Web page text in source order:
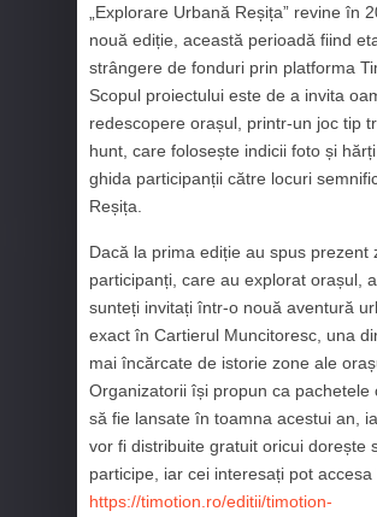
„Explorare Urbană Reșița” revine în
nouă ediție, această perioadă fiind
strângere de fonduri prin platforma
Scopul proiectului este de a invita
redescopere orașul, printr-un joc tip
hunt, care folosește indicii foto și
ghida participanții către locuri
Reșița.
Dacă la prima ediție au spus prezent
participanți, care au explorat orașul,
sunteți invitați într-o nouă aventură
exact în Cartierul Muncitoresc, una
mai încărcate de istorie zone ale
Organizatorii își propun ca pachetele
să fie lansate în toamna acestui an,
vor fi distribuite gratuit oricui dorește
participe, iar cei interesați pot accesa
https://timotion.ro/editii/timotion-